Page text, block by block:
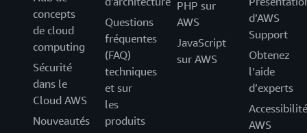
concepts
de cloud
computing
Sécurité
dans le
Cloud AWS
Nouveautés
Questions
fréquentes
(FAQ)
techniques
et sur
les
produits
PHP sur
AWS
JavaScript
sur AWS
d’AWS
Support
Obtenez
l’aide
d’experts
Accessibilité
AWS